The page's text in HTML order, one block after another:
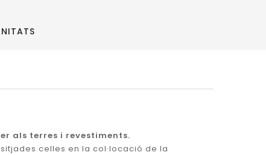
als terres i revestiments.
celles en la col·locació de la